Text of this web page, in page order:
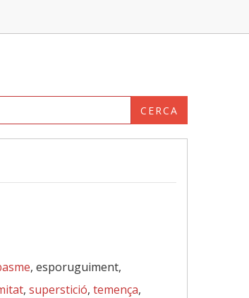
CERCA
, esporuguiment,
, superstició, temença,